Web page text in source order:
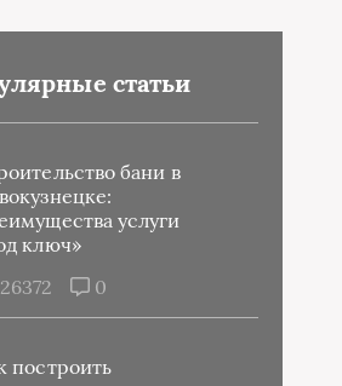
статьи
бани в
услуги
ключ»
0
построить